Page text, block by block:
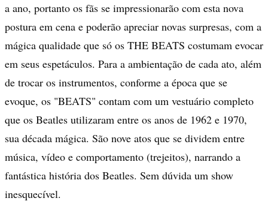
a ano, portanto os fãs se impressionarão com esta nova
postura em cena e poderão apreciar novas surpresas, com a
mágica qualidade que só os THE BEATS costumam evocar
em seus espetáculos. Para a ambientação de cada ato, além
de trocar os instrumentos, conforme a época que se
evoque, os "BEATS" contam com um vestuário completo
que os Beatles utilizaram entre os anos de 1962 e 1970,
sua década mágica. São nove atos que se dividem entre
música, vídeo e comportamento (trejeitos), narrando a
fantástica história dos Beatles. Sem dúvida um show
inesquecível.